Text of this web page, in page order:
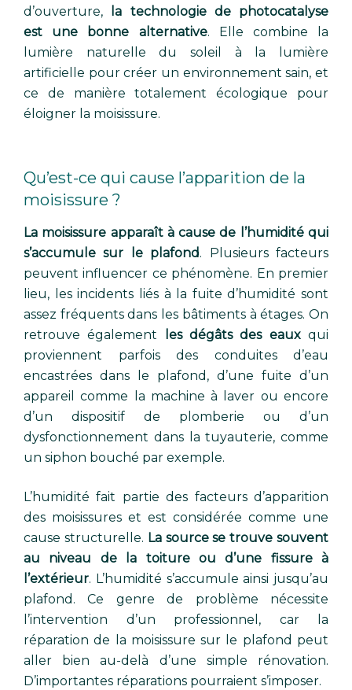
d’ouverture,
la technologie de photocatalyse
est une bonne alternative. Elle combine la
lumière naturelle du soleil à la lumière
artificielle pour créer un environnement sain, et
ce de manière totalement écologique pour
éloigner la moisissure.
Qu’est-ce qui cause l’apparition de la
moisissure ?
La moisissure apparaît à cause de l’humidité qui
s’accumule sur le plafond. Plusieurs facteurs
peuvent influencer ce phénomène. En premier
lieu, les incidents liés à la fuite d’humidité sont
assez fréquents dans les bâtiments à étages. On
retrouve également
les dégâts des eauxqui
proviennent parfois des conduites d’eau
encastrées dans le plafond, d’une fuite d’un
appareil comme la machine à laver ou encore
d’un dispositif de plomberie ou d’un
dysfonctionnement dans la tuyauterie, comme
un siphon bouché par exemple.
L’humidité fait partie des facteurs d’apparition
des moisissures et est considérée comme une
cause structurelle. La source se trouve souvent
au niveau de la toiture ou d’une fissure à
l’extérieur. L’humidité s’accumule ainsi jusqu’au
plafond. Ce genre de problème nécessite
l’intervention d’un professionnel, car la
réparation de la moisissure sur le plafond peut
aller bien au-delà d’une simple rénovation.
D’importantes réparations pourraient s’imposer.